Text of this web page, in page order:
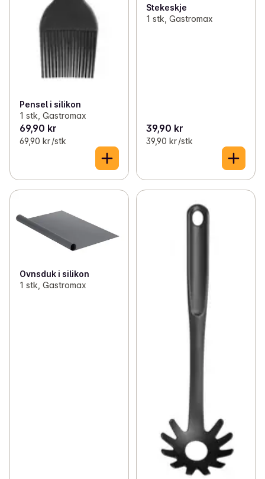
Pensel i silikon
1 stk, Gastromax
69,90 kr
69,90 kr /stk
Stekeskje
1 stk, Gastromax
39,90 kr
39,90 kr /stk
Ovnsduk i silikon
1 stk, Gastromax